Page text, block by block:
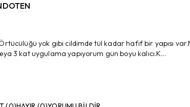
yok gibi cildimde tül kadar hafif bir yapısı
3 kat uygulama yapıyorum gün boyu kalıcı.K...